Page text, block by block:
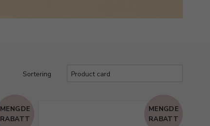
Sortering
MENGDE
RABATT
MENGDE
RABATT